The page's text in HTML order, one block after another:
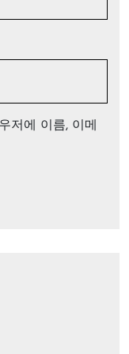
저에 이름, 이메